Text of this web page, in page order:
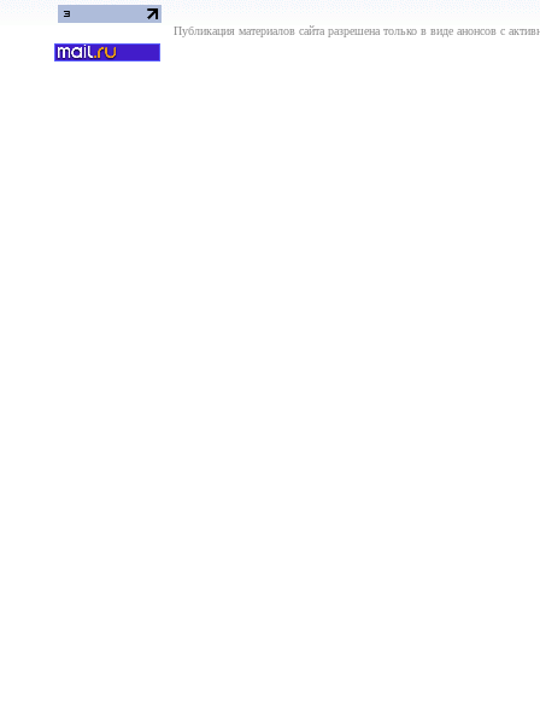
Публикация материалов сайта разрешена только в виде анонсов с